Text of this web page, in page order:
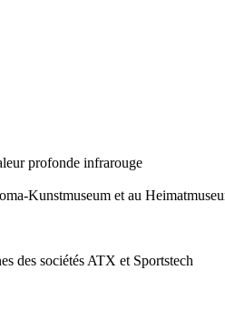
profonde infrarouge
Kunstmuseum et au
des sociétés ATX et Sportstech